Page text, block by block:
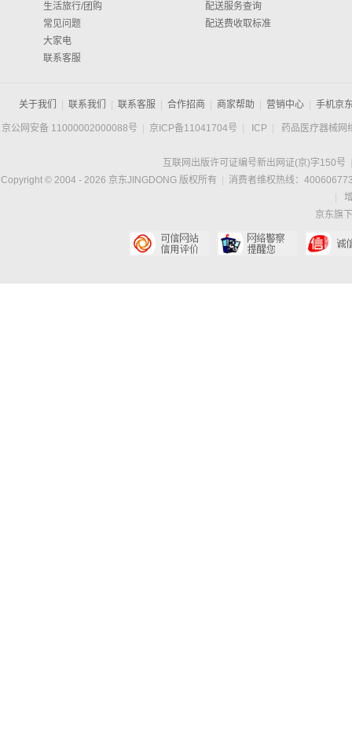
生活旅行/团购
常见问题
大家电
联系客服
配送服务查询
配送费收取标准
关于我们 联系我们 联系客服 合作招商 商家帮助 营销中心 手机京
京公网安备 11000002000088号 京ICP备11041704号 ICP 药品医疗器械网
互联网出版许可证编号新出网证(京)字150号
Copyright © 2004 - 2026 京东JINGDONG 版权所有
消费者维权热线：
京东旗